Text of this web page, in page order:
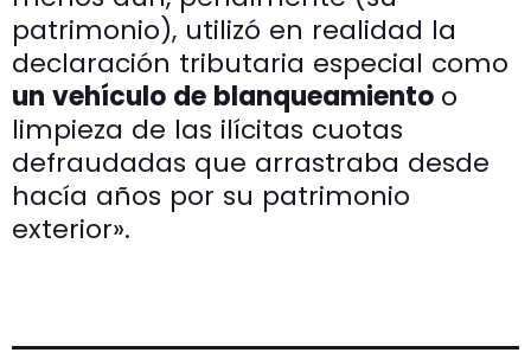
patrimonio), utilizó en realidad la
declaración tributaria especial como
un vehículo de blanqueamiento o
limpieza de las ilícitas cuotas
defraudadas que arrastraba desde
hacía años por su patrimonio
exterior».